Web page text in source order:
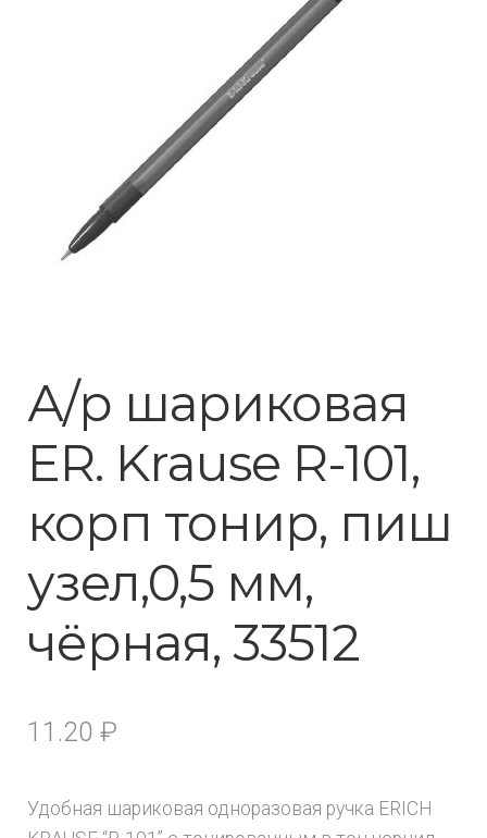
А/р шариковая
ER. Krause R-101,
корп тонир, пиш
узел,0,5 мм,
чёрная, 33512
11.20 ₽
Удобная шариковая одноразовая ручка ERICH